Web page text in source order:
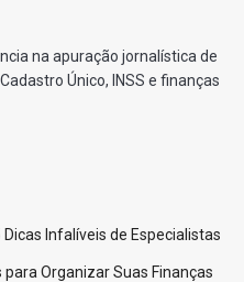
na apuração jornalística de
Único, INSS e finanças
Infalíveis de Especialistas
Organizar Suas Finanças